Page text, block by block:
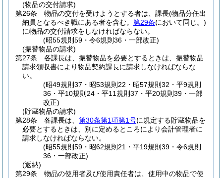
(物品の交付請求)
第26条
物品の交付を受けようとする者は、課長(物品分任出
納員となるべき職にある者を含む。 第29条において同じ。)
に物品の交付請求をしなければならない。
(昭55規則59・令6規則36・一部改正)
(振替物品の請求)
第27条
各課長は、振替物品を必要とするときは、振替物品
請求領収書により物品契約課長に請求しなければならな
い。
(昭49規則37・昭53規則22・昭57規則32・平9規則
36・平10規則24・平11規則37・平20規則39・一部
改正)
(貯蔵物品の請求)
第28条
各課長は、 第30条第1項第1号に規定する貯蔵物品を
必要とするときは、別に定めるところにより会計管理者に
請求しなければならない。
(昭55規則59・昭62規則21・平19規則39・令6規則
36・一部改正)
(返納)
第29条
物品の使用者及び使用責任者は、使用中の物品で使